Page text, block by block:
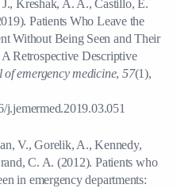
Kreshak, A. A., Castillo, E.
Patients Who Leave the
Without Being Seen and Their
Retrospective Descriptive
of emergency medicine, 57(1),
j.jemermed.2019.03.051
V., Gorelik, A., Kennedy,
C. A. (2012). Patients who
in emergency departments: